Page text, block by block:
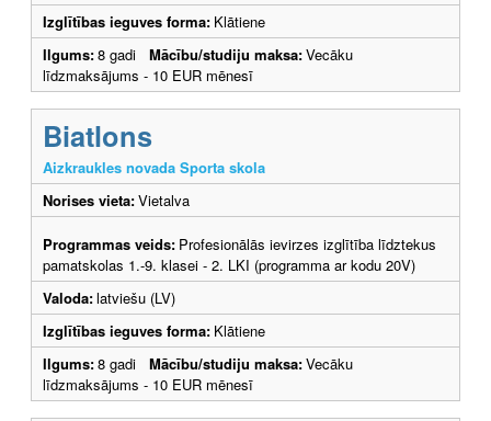
Izglītības ieguves forma: Klātiene
Ilgums:8 gadi Mācību/studiju maksa:Vecāku
līdzmaksājums - 10 EUR mēnesī
Biatlons
Aizkraukles novada Sporta skola
Norises vieta:Vietalva
Programmas veids: Profesionālās ievirzes izglītība līdztekus
pamatskolas 1.-9. klasei - 2. LKI (programma ar kodu 20V)
Valoda:latviešu (LV)
Izglītības ieguves forma: Klātiene
Ilgums:8 gadi Mācību/studiju maksa:Vecāku
līdzmaksājums - 10 EUR mēnesī